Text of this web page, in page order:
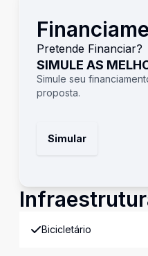
Pretende Financiar?
SIMULE AS
Simule seu
proposta.
Simular
Bicicletário